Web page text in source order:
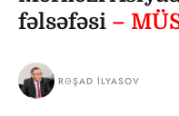
fəlsəfəsi –
RƏŞAD İLYASOV